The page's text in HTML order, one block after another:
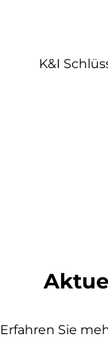
K&I
Erfahren Sie